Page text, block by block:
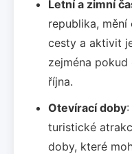
Letní a zimní
republika,
cesty a aktivit
zejména
října.
Otevírací doby
turistické
doby, které